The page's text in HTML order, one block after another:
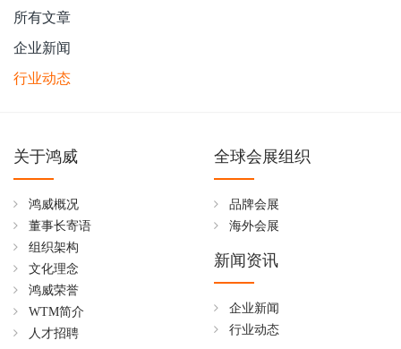
所有文章
企业新闻
行业动态
关于鸿威
鸿威概况
董事长寄语
组织架构
文化理念
鸿威荣誉
WTM简介
人才招聘
全球会展组织
品牌会展
海外会展
新闻资讯
企业新闻
行业动态